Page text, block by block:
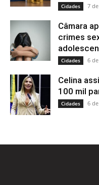
Cidades 7
Câmara
crimes
Cidades 6
Celina
100 mil
Cidades 6